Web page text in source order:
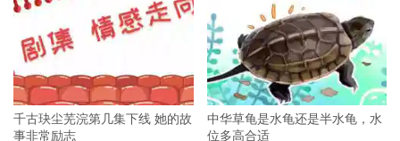
千古玦尘芜浣第几集下线 她的故
事非常励志
中华草龟是水龟还是半水龟，水
位多高合适